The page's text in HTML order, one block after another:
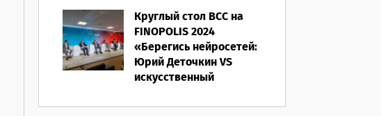
Круглый стол ВСС на
FINOPOLIS 2024
«Берегись нейросетей:
Юрий Деточкин VS
искусственный